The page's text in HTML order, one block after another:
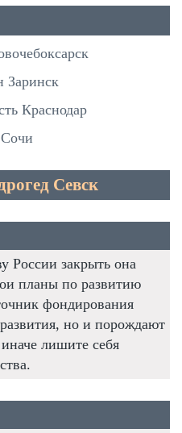
Заринск
Краснодар
Севск
России закрыть она
планы по развитию
фондирования
но и порождают
лишите себя